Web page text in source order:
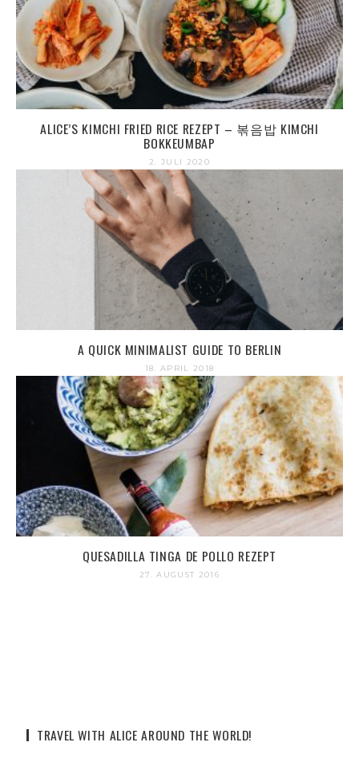
ALICE’S KIMCHI FRIED RICE REZEPT – 볶음밥 KIMCHI
BOKKEUMBAP
2. JULI 2020
A QUICK MINIMALIST GUIDE TO BERLIN
18. APRIL 2018
QUESADILLA TINGA DE POLLO REZEPT
27. AUGUST 2016
TRAVEL WITH ALICE AROUND THE WORLD!